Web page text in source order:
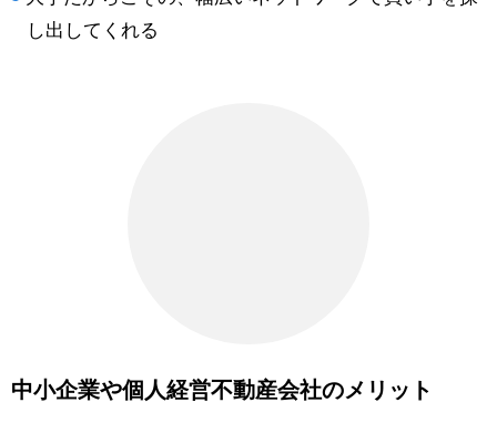
し出してくれる
中小企業や個人経営不動産会社のメリット